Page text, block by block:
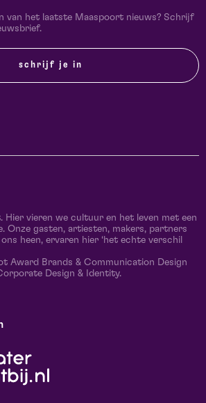
van het laatste Maaspoort nieuws? Schrijf
schrijf je in
Hier vieren we cultuur en het leven met een
Onze gasten, artiesten, makers, partners
heen, ervaren hier ‘het echte verschil
Award Brands & Communication Design
Design & Identity.